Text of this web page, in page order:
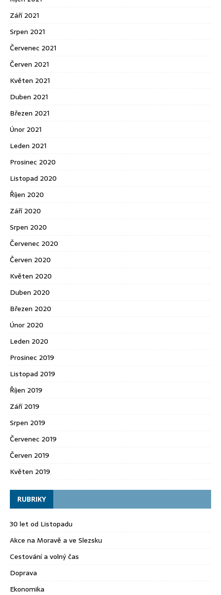
Září 2021
Srpen 2021
Červenec 2021
Červen 2021
Květen 2021
Duben 2021
Březen 2021
Únor 2021
Leden 2021
Prosinec 2020
Listopad 2020
Říjen 2020
Září 2020
Srpen 2020
Červenec 2020
Červen 2020
Květen 2020
Duben 2020
Březen 2020
Únor 2020
Leden 2020
Prosinec 2019
Listopad 2019
Říjen 2019
Září 2019
Srpen 2019
Červenec 2019
Červen 2019
Květen 2019
RUBRIKY
30 let od Listopadu
Akce na Moravě a ve Slezsku
Cestování a volný čas
Doprava
Ekonomika